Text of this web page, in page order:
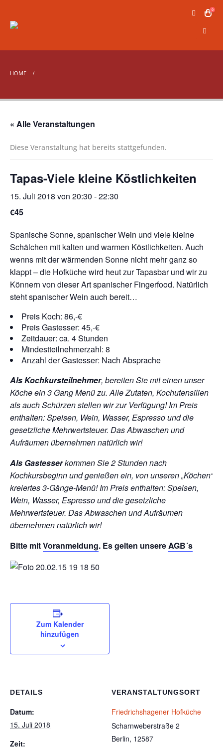
0
HOME
« Alle Veranstaltungen
Diese Veranstaltung hat bereits stattgefunden.
Tapas-Viele kleine Köstlichkeiten
15. Juli 2018 von 20:30 -22:30
€45
Spanische Sonne, spanischer Wein und viele kleine
Schälchen mit kalten und warmen Köstlichkeiten. Auch
wenns mit der wärmenden Sonne nicht mehr ganz so
klappt – die Hofküche wird heut zur Tapasbar und wir zu
Könnern von dieser Art spanischer Fingerfood. Natürlich
steht spanischer Wein auch bereit…
Preis Koch: 86,-€
Preis Gastesser: 45,-€
Zeitdauer: ca. 4 Stunden
Mindestteilnehmerzahl: 8
Anzahl der Gastesser: Nach Absprache
Als Kochkursteilnehmer, bereiten Sie mit einen unser
Köche ein 3 Gang Menü zu. Alle Zutaten, Kochutensilien
als auch Schürzen stellen wir zur Verfügung!Im Preis
enthalten: Speisen, Wein, Wasser, Espresso und die
gesetzliche Mehrwertsteuer. Das Abwaschen und
Aufräumen übernehmen natürlich wir!
Als Gastesserkommen Sie 2 Stunden nach
Kochkursbeginn und genießen ein, von unseren „Köchen“
kreiertes 3-Gänge-Menü!Im Preis enthalten: Speisen,
Wein, Wasser, Espresso und die gesetzliche
Mehrwertsteuer. Das Abwaschen und Aufräumen
übernehmen natürlich wir!
Bitte mitVoranmeldung. Es gelten unsereAGB´s
Zum Kalender
hinzufügen
DETAILS
Datum:
15. Juli 2018
Zeit:
VERANSTALTUNGSORT
Friedrichshagener Hofküche
Scharnweberstraße 2
Berlin, 12587